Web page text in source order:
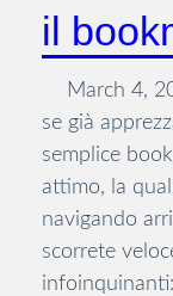
il
March 4,
se già
semplice
attimo, la
navigando
scorrete